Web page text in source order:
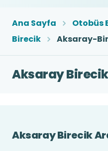
Ana Sayfa Otobüs
Birecik
Aksaray-
Aksaray
Aksaray Birecik